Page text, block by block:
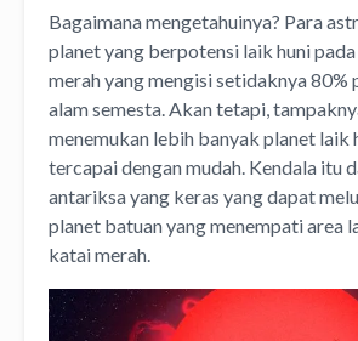
Bagaimana mengetahuinya? Para
planet yang berpotensi laik huni
merah yang mengisi setidaknya 80%
alam semesta. Akan tetapi,
menemukan lebih banyak planet laik
tercapai dengan mudah. Kendala itu
antariksa yang keras yang dapat
planet batuan yang menempati area
katai merah.